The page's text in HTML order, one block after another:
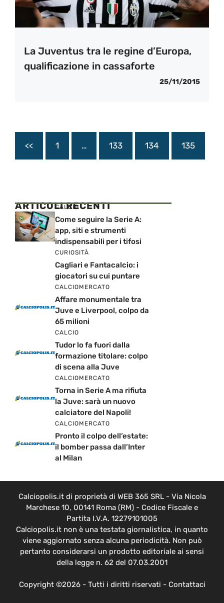
La Juventus tra le regine d’Europa,
qualificazione in cassaforte
25/11/2015
<< 1 … 133 134 135
ARTICOLI RECENTI
CALCIO
Come seguire la Serie A:
app, siti e strumenti
indispensabili per i tifosi
CURIOSITÀ
Cagliari e Fantacalcio: i
giocatori su cui puntare
CALCIOMERCATO
Affare monumentale tra
Juve e Liverpool, colpo da
65 milioni
CALCIO
Tudor lo fa fuori dalla
formazione titolare: colpo
di scena alla Juve
CALCIOMERCATO
Torna in Serie A ma rifiuta
la Juve: sarà un nuovo
calciatore del Napoli!
CALCIOMERCATO
Pronto il colpo dell’estate:
il bomber passa dall’Inter
al Milan
Calciopolis.it di proprietà di WEB 365 SRL - Via Nicola
Marchese 10, 00141 Roma (RM) - Codice Fiscale e
Partita I.V.A. 12279101005
Calciopolis.it non è una testata giornalistica, in quanto
viene aggiornato senza alcuna periodicità. Non può
pertanto considerarsi un prodotto editoriale ai sensi
della legge n. 62 del 07.03.2001
Copyright ©2026 - Tutti i diritti riservati - Contattaci